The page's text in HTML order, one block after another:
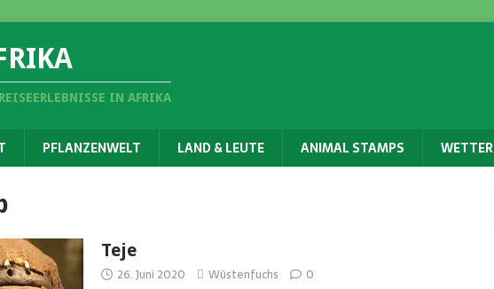
IN AFRIKA
PFLANZENWELT LAND & LEUTE ANIMAL STAMPS WETTER
Teje
26. Juni 2020 Wüstenfuchs 0